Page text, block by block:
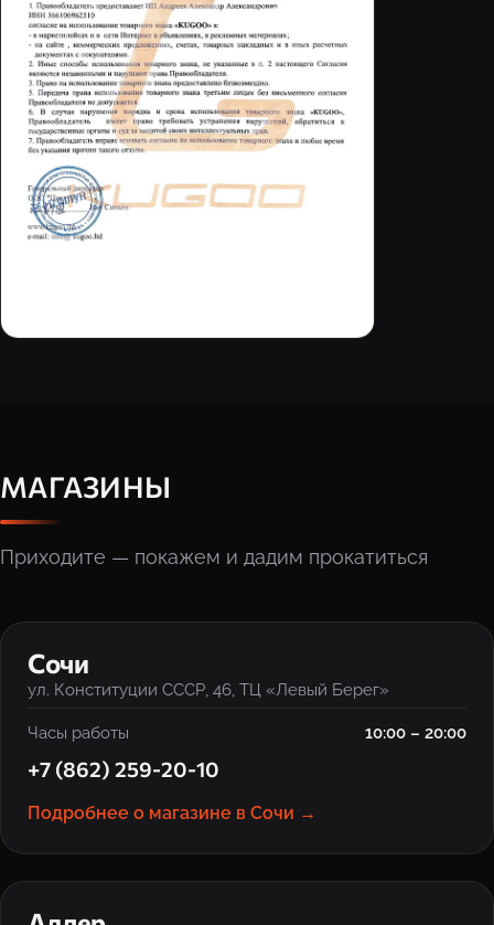
МАГАЗИНЫ
Приходите — покажем и дадим прокатиться
‹ ›
Сочи
ул. Конституции СССР, 46, ТЦ «Левый Берег»
Часы работы 10:00 – 20:00
+7 (862) 259-20-10
Подробнее о магазине в Сочи →
‹ ›